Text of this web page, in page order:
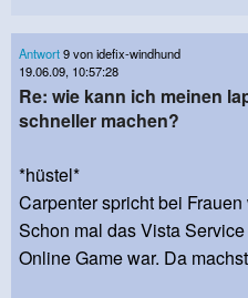
Antwort9 von idefix-windhund
19.06.09, 10:57:28
Re: wie kann ich meinen
schneller machen?
*hüstel*
Carpenter spricht bei
Schon mal das Vista
Online Game war. Da